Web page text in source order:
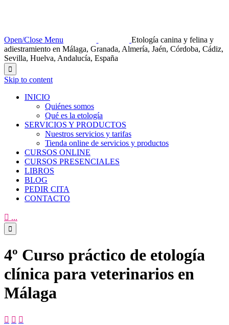
Open/Close Menu
Etología canina y felina y
adiestramiento en Málaga, Granada, Almería, Jaén, Córdoba, Cádiz,
Sevilla, Huelva, Andalucía, España

Skip to content
INICIO
Quiénes somos
Qué es la etología
SERVICIOS Y PRODUCTOS
Nuestros servicios y tarifas
Tienda online de servicios y productos
CURSOS ONLINE
CURSOS PRESENCIALES
LIBROS
BLOG
PEDIR CITA
CONTACTO
 ...

4º Curso práctico de etología
clínica para veterinarios en
Málaga
  